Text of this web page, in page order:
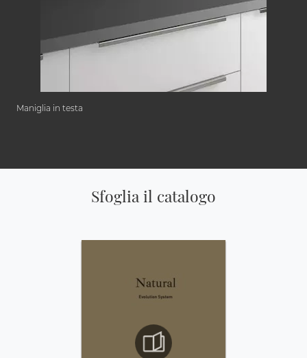
Maniglia in testa
Sfoglia il catalogo